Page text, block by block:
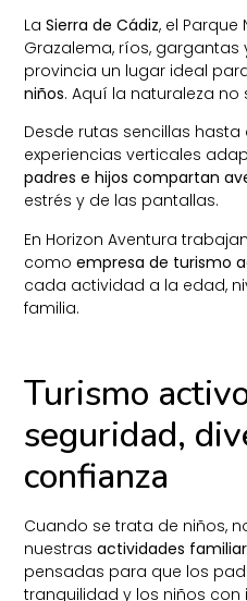
LaSierra de Cádiz, el Parque
Grazalema, ríos,
provincia un lugar ideal
niños. Aquí la naturaleza
Desde rutas sencillas
experiencias verticales
padres e hijos compartan
estrés y de las pantallas.
En Horizon Aventura
comoempresa de turismo
cada actividad a la edad,
familia.
Turismo
seguridad,
confianza
Cuando se trata de niños,
nuestrasactividades
pensadas para que los
tranquilidad y los niños con